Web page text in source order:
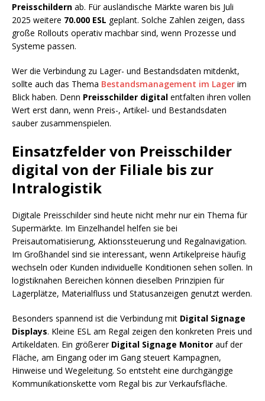
Preisschildern ab. Für ausländische Märkte waren bis Juli
2025 weitere 70.000 ESL geplant. Solche Zahlen zeigen, dass
große Rollouts operativ machbar sind, wenn Prozesse und
Systeme passen.
Wer die Verbindung zu Lager- und Bestandsdaten mitdenkt,
sollte auch das Thema Bestandsmanagement im Lager im
Blick haben. Denn Preisschilder digital entfalten ihren vollen
Wert erst dann, wenn Preis-, Artikel- und Bestandsdaten
sauber zusammenspielen.
Einsatzfelder von Preisschilder
digital von der Filiale bis zur
Intralogistik
Digitale Preisschilder sind heute nicht mehr nur ein Thema für
Supermärkte. Im Einzelhandel helfen sie bei
Preisautomatisierung, Aktionssteuerung und Regalnavigation.
Im Großhandel sind sie interessant, wenn Artikelpreise häufig
wechseln oder Kunden individuelle Konditionen sehen sollen. In
logistiknahen Bereichen können dieselben Prinzipien für
Lagerplätze, Materialfluss und Statusanzeigen genutzt werden.
Besonders spannend ist die Verbindung mit Digital Signage
Displays. Kleine ESL am Regal zeigen den konkreten Preis und
Artikeldaten. Ein größerer Digital Signage Monitor auf der
Fläche, am Eingang oder im Gang steuert Kampagnen,
Hinweise und Wegeleitung. So entsteht eine durchgängige
Kommunikationskette vom Regal bis zur Verkaufsfläche.